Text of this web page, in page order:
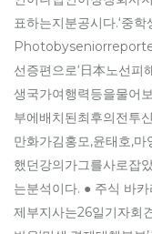
표하는지분공시다.‘중
선증편으로‘日本노선피
생국가여행력등을물어
부에배치된최후의전투
만화가김홍모,윤태호,마
했던강의가그를사로잡
는분석이다. ● 주식 바
제부지사는26일기자회